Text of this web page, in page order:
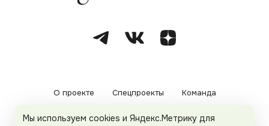
О проекте Спецпроекты Команда
Рекламодателям Политика конфиденциальности
Мы используем cookies и Яндекс.Метрику для